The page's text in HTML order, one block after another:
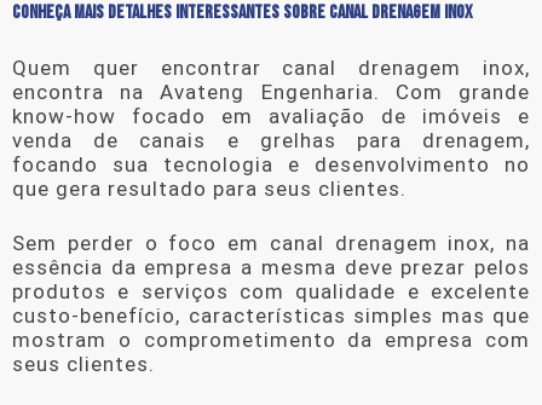
CONHEÇA MAIS DETALHES INTERESSANTES SOBRE CANAL DRENAGEM INOX
Quem quer encontrar canal drenagem inox,
encontra na Avateng Engenharia. Com grande
know-how focado em avaliação de imóveis e
venda de canais e grelhas para drenagem,
focando sua tecnologia e desenvolvimento no
que gera resultado para seus clientes.
Sem perder o foco em canal drenagem inox, na
essência da empresa a mesma deve prezar pelos
produtos e serviços com qualidade e excelente
custo-benefício, características simples mas que
mostram o comprometimento da empresa com
seus clientes.